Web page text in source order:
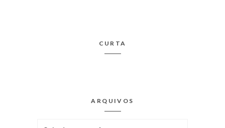
CURTA
ARQUIVOS
Arquivos